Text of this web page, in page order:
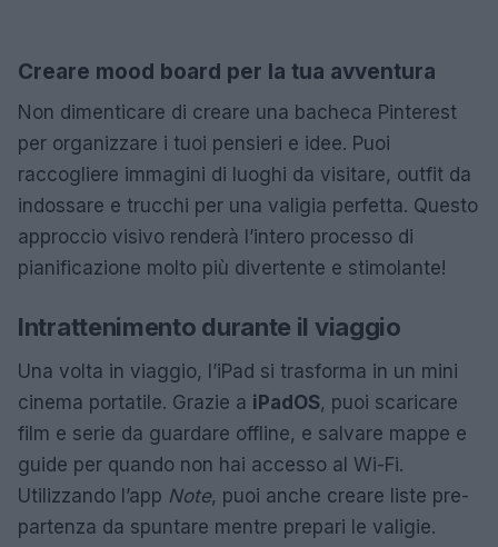
Creare mood board per la tua avventura
Non dimenticare di creare una bacheca Pinterest
per organizzare i tuoi pensieri e idee. Puoi
raccogliere immagini di luoghi da visitare, outfit da
indossare e trucchi per una valigia perfetta. Questo
approccio visivo renderà l’intero processo di
pianificazione molto più divertente e stimolante!
Intrattenimento durante il viaggio
Una volta in viaggio, l’iPad si trasforma in un mini
cinema portatile. Grazie a iPadOS, puoi scaricare
film e serie da guardare offline, e salvare mappe e
guide per quando non hai accesso al Wi-Fi.
Utilizzando l’app Note, puoi anche creare liste pre-
partenza da spuntare mentre prepari le valigie.